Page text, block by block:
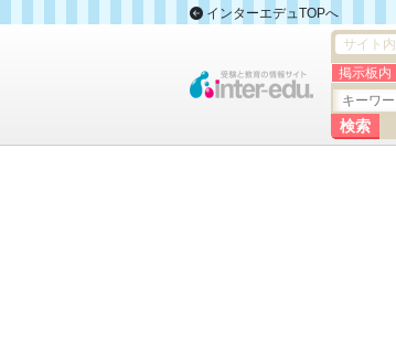
インターエデュTOPへ
サイト内
掲示板内